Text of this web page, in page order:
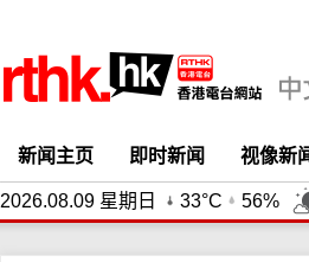
新闻主页 即时新闻 视像新
2026.08.09 星期日 33°C 56%